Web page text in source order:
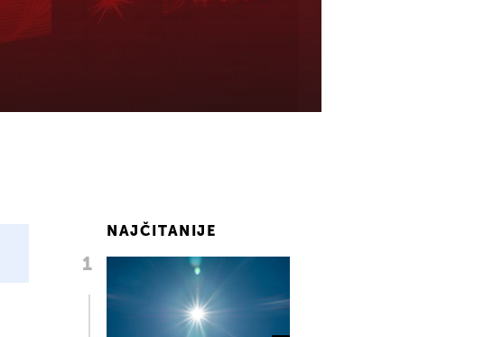
NAJČITANIJE